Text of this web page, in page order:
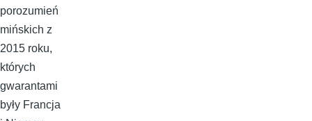
porozumień
mińskich z
2015 roku,
których
gwarantami
były Francja